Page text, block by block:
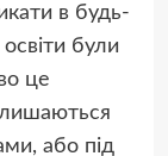
в будь-
були
це
або під